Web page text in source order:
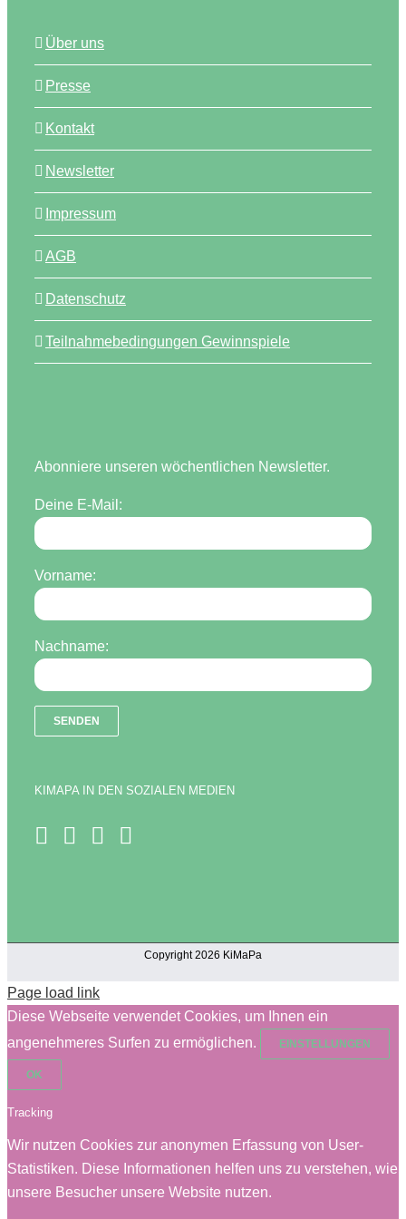
Über uns
Presse
Kontakt
Newsletter
Impressum
AGB
Datenschutz
Teilnahmebedingungen Gewinnspiele
Abonniere unseren wöchentlichen Newsletter.
Deine E-Mail:
Vorname:
Nachname:
KIMAPA IN DEN SOZIALEN MEDIEN
Copyright 2026 KiMaPa
Page load link
Diese Webseite verwendet Cookies, um Ihnen ein
angenehmeres Surfen zu ermöglichen.
EINSTELLUNGEN
OK
Tracking
Wir nutzen Cookies zur anonymen Erfassung von User-
Statistiken. Diese Informationen helfen uns zu verstehen, wie
unsere Besucher unsere Website nutzen.